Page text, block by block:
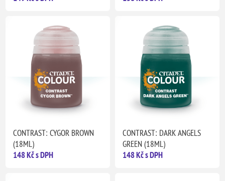
CONTRAST: CYGOR BROWN
(18ML)
148 Kč s DPH
CONTRAST: DARK ANGELS
GREEN (18ML)
148 Kč s DPH